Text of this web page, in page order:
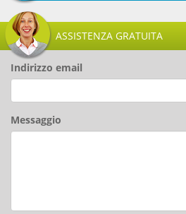
ASSISTENZA GRATUITA
Indirizzo email
Messaggio